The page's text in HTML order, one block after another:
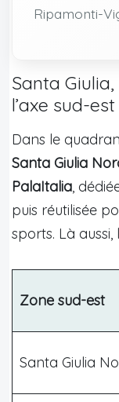
Ripamonti-
Santa
l’axe sud-
Dans le
Santa Giulia
PalaItalia,
puis réutilisée
sports. Là aussi,
Zone sud-est
Santa Giulia